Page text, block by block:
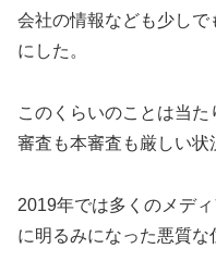
会社の情報なども少しで
にした。
このくらいのことは当
審査も本審査も厳しい状
2019年では多くのメデ
に明るみになった悪質な